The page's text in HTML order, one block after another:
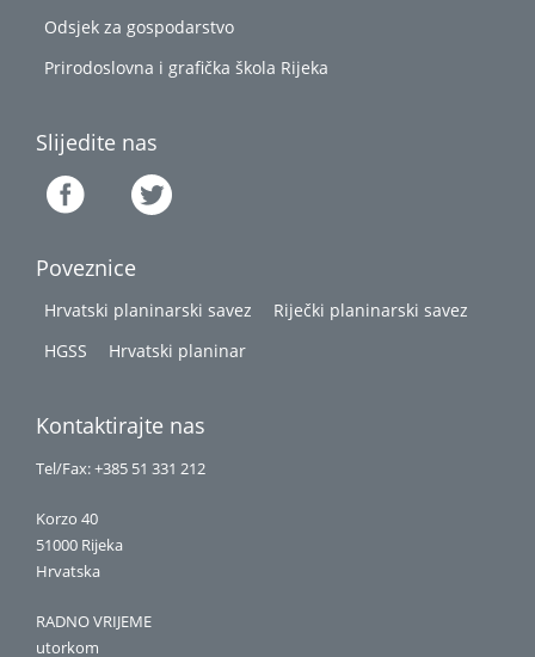
Odsjek za gospodarstvo
Prirodoslovna i grafička škola Rijeka
Slijedite nas
Poveznice
Hrvatski planinarski savez
Riječki planinarski savez
HGSS
Hrvatski planinar
Kontaktirajte nas
Tel/Fax: +385 51 331 212
Korzo 40
51000 Rijeka
Hrvatska
RADNO VRIJEME
utorkom